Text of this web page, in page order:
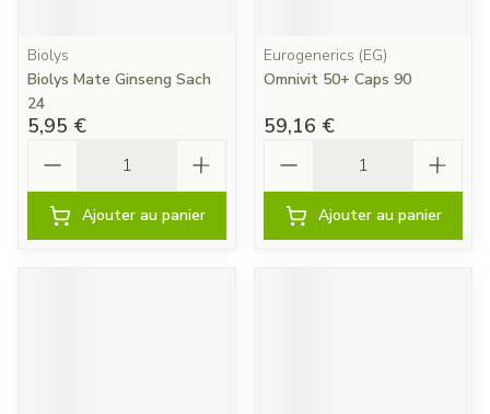
Biolys
Biolys Mate Ginseng Sach
24
5,95 €
Ajouter au panier
Eurogenerics (EG)
Omnivit 50+ Caps 90
59,16 €
Ajouter au panier